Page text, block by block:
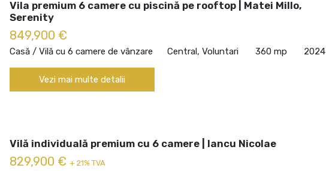
Vila premium 6 camere cu piscină pe rooftop | Matei Millo,
Serenity
849,900 €
Casă / Vilă cu 6 camere de vânzare Central, Voluntari 360 mp 2024
Vezi mai multe detalii
Vilă individuală premium cu 6 camere | Iancu Nicolae
829,900 € + 21% TVA